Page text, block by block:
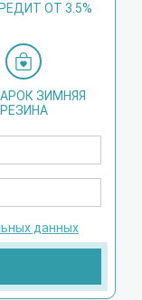
ОТ 3.5%
ЗИМНЯЯ
РЕЗИНА
данных